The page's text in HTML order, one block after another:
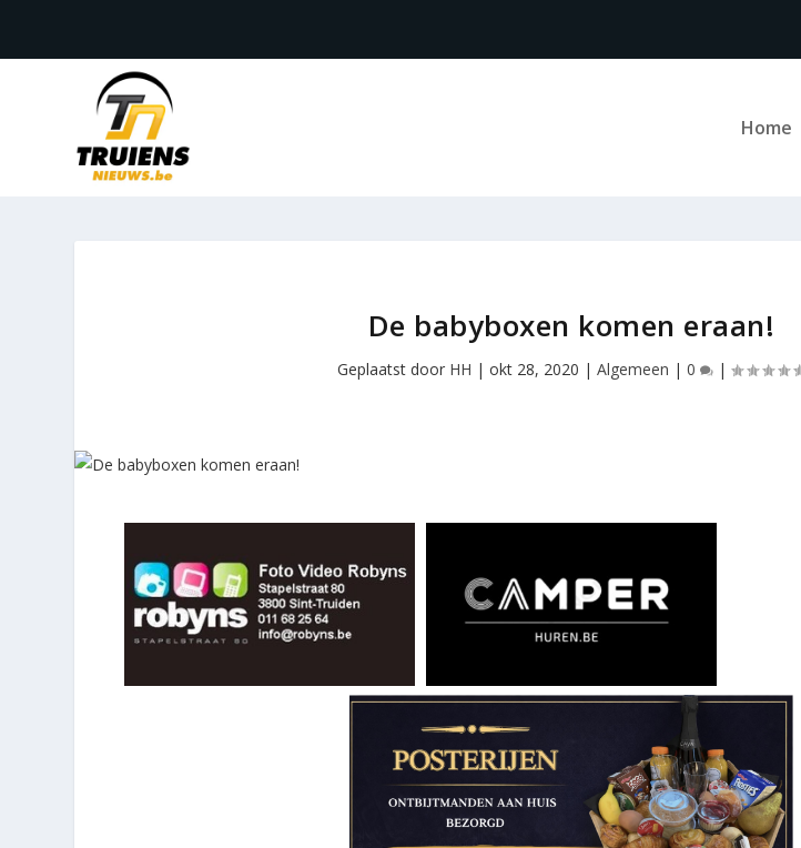
Home
De babyboxen komen eraan!
Geplaatst door HH |okt 28, 2020 |Algemeen |0 |